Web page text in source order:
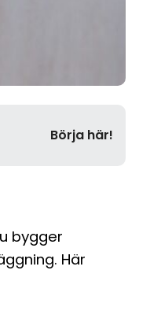
Börja här!
bygger
Här